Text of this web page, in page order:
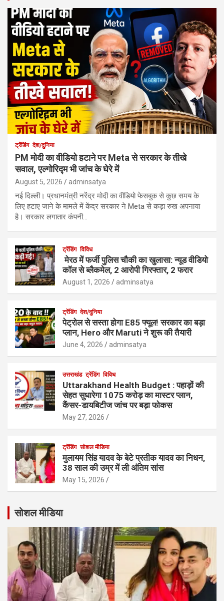
ट्रेंडिंग देश/दुनिया
PM मोदी का वीडियो हटाने पर Meta से सरकार के तीखे
सवाल, एल्गोरिद्म भी जांच के घेरे में
August 5, 2026 adminsatya
नई दिल्ली। प्रधानमंत्री नरेंद्र मोदी का वीडियो फेसबुक से कुछ समय के
लिए हटाए जाने के मामले में केंद्र सरकार ने Meta से कड़ा रुख अपनाया
है। सरकार लगातार कंपनी…
ट्रेंडिंग विविध
मेरठ में फर्जी पुलिस चौकी का खुलासा: न्यूड वीडियो
कॉल से ब्लैकमेल, 2 आरोपी गिरफ्तार, 2 फरार
August 1, 2026 adminsatya
ट्रेंडिंग देश/दुनिया
पेट्रोल से सस्ता होगा E85 फ्यूल! सरकार का बड़ा
प्लान, Hero और Maruti ने शुरू की तैयारी
June 4, 2026 adminsatya
उत्तराखंड ट्रेंडिंग विविध
Uttarakhand Health Budget : पहाड़ों की
सेहत सुधारेगा 1075 करोड़ का मास्टर प्लान,
कैंसर-डायबिटीज जांच पर बड़ा फोकस
May 27, 2026
ट्रेंडिंग सोशल मीडिया
मुलायम सिंह यादव के बेटे प्रतीक यादव का निधन,
38 साल की उम्र में ली अंतिम सांस
May 15, 2026
सोशल मीडिया